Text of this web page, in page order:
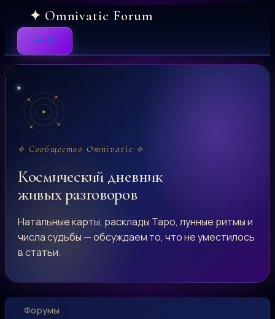
content
⟡ Сообщество Omnivatic ⟡
Космический дневник
живых разговоров
Натальные карты, расклады Таро, лунные ритмы и
числа судьбы — обсуждаем то, что не уместилось
в статьи.
Форумы